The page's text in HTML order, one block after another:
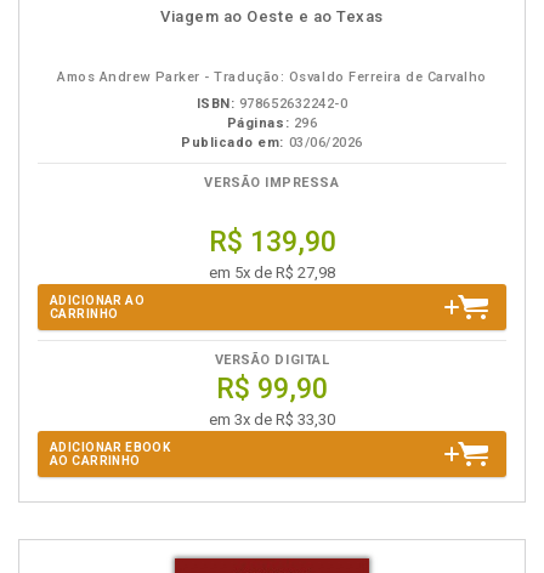
disponívelDisponível
páginaspodcast
Viagem ao Oeste e ao Texas
Amos Andrew Parker - Tradução: Osvaldo Ferreira de Carvalho
ISBN: 978652632242-0
Páginas: 296
Publicado em: 03/06/2026
VERSÃO IMPRESSA
R$ 139,90
em 5x de R$ 27,98
ADICIONAR AO
CARRINHO
VERSÃO DIGITAL
R$ 99,90
em 3x de R$ 33,30
ADICIONAR EBOOK
AO CARRINHO